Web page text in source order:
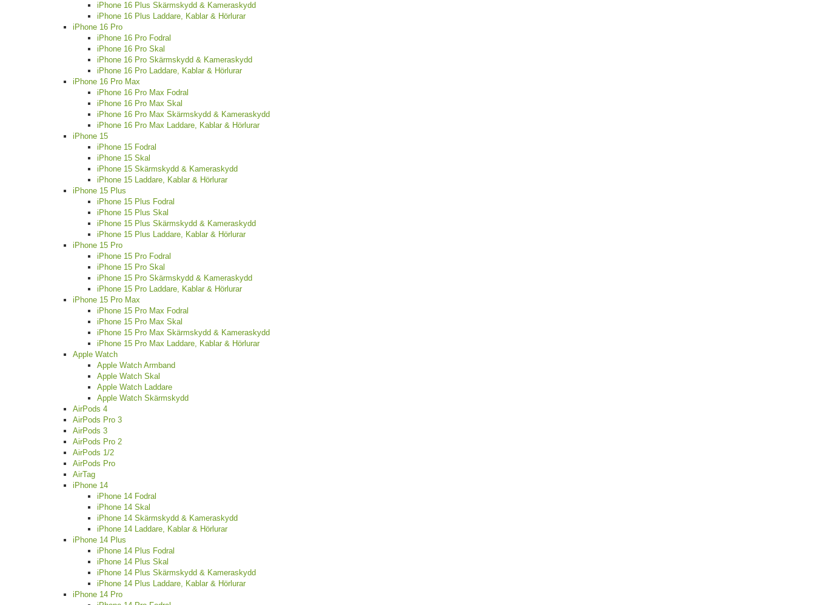
iPhone 16 Plus Skärmskydd & Kameraskydd
iPhone 16 Plus Laddare, Kablar & Hörlurar
iPhone 16 Pro
iPhone 16 Pro Fodral
iPhone 16 Pro Skal
iPhone 16 Pro Skärmskydd & Kameraskydd
iPhone 16 Pro Laddare, Kablar & Hörlurar
iPhone 16 Pro Max
iPhone 16 Pro Max Fodral
iPhone 16 Pro Max Skal
iPhone 16 Pro Max Skärmskydd & Kameraskydd
iPhone 16 Pro Max Laddare, Kablar & Hörlurar
iPhone 15
iPhone 15 Fodral
iPhone 15 Skal
iPhone 15 Skärmskydd & Kameraskydd
iPhone 15 Laddare, Kablar & Hörlurar
iPhone 15 Plus
iPhone 15 Plus Fodral
iPhone 15 Plus Skal
iPhone 15 Plus Skärmskydd & Kameraskydd
iPhone 15 Plus Laddare, Kablar & Hörlurar
iPhone 15 Pro
iPhone 15 Pro Fodral
iPhone 15 Pro Skal
iPhone 15 Pro Skärmskydd & Kameraskydd
iPhone 15 Pro Laddare, Kablar & Hörlurar
iPhone 15 Pro Max
iPhone 15 Pro Max Fodral
iPhone 15 Pro Max Skal
iPhone 15 Pro Max Skärmskydd & Kameraskydd
iPhone 15 Pro Max Laddare, Kablar & Hörlurar
Apple Watch
Apple Watch Armband
Apple Watch Skal
Apple Watch Laddare
Apple Watch Skärmskydd
AirPods 4
AirPods Pro 3
AirPods 3
AirPods Pro 2
AirPods 1/2
AirPods Pro
AirTag
iPhone 14
iPhone 14 Fodral
iPhone 14 Skal
iPhone 14 Skärmskydd & Kameraskydd
iPhone 14 Laddare, Kablar & Hörlurar
iPhone 14 Plus
iPhone 14 Plus Fodral
iPhone 14 Plus Skal
iPhone 14 Plus Skärmskydd & Kameraskydd
iPhone 14 Plus Laddare, Kablar & Hörlurar
iPhone 14 Pro